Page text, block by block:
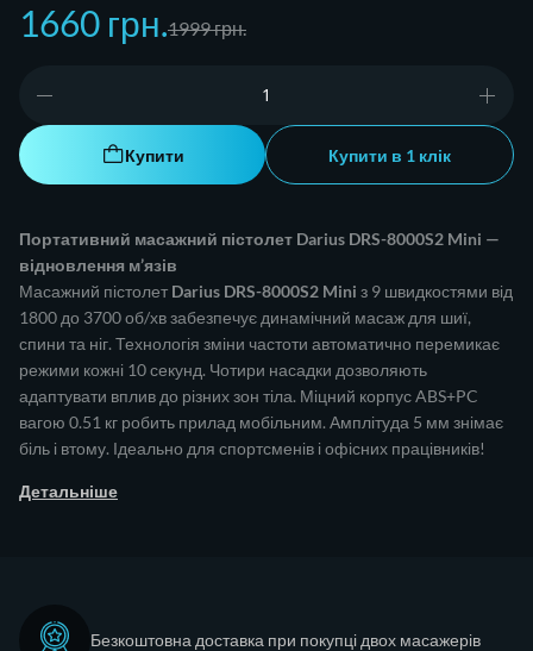
1660 грн.1999 грн.
Купити Купити в 1 клік
Портативний масажний пістолет Darius DRS-8000S2 Mini —
відновлення м’язів
Масажний пістолет Darius DRS-8000S2 Mini з 9 швидкостями від
1800 до 3700 об/хв забезпечує динамічний масаж для шиї,
спини та ніг. Технологія зміни частоти автоматично перемикає
режими кожні 10 секунд. Чотири насадки дозволяють
адаптувати вплив до різних зон тіла. Міцний корпус ABS+PC
вагою 0.51 кг робить прилад мобільним. Амплітуда 5 мм знімає
біль і втому. Ідеально для спортсменів і офісних працівників!
Детальніше
Безкоштовна доставка при покупці двох масажерів